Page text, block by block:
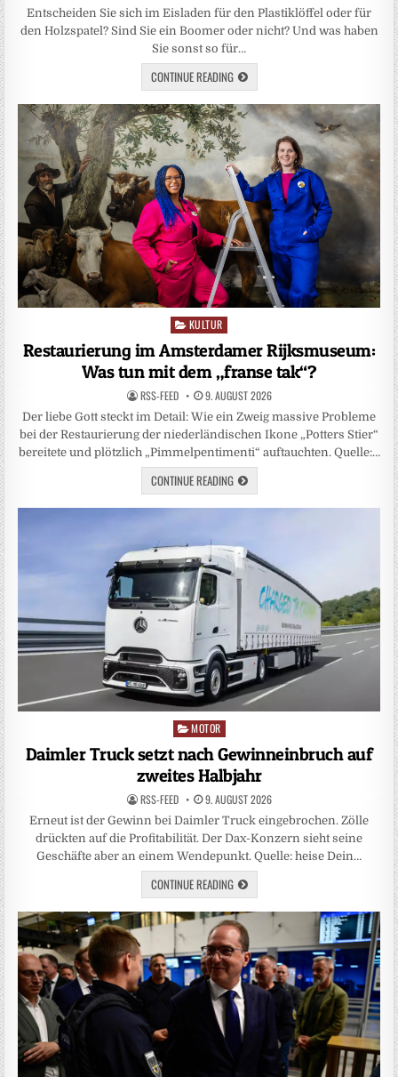
Entscheiden Sie sich im Eisladen für den Plastiklöffel oder für
den Holzspatel? Sind Sie ein Boomer oder nicht? Und was haben
Sie sonst so für…
CONTINUE READING
Posted
KULTUR
Restaurierung im Amsterdamer Rijksmuseum:
Was tun mit dem „franse tak“?
RSS-FEED 9. AUGUST 2026
Der liebe Gott steckt im Detail: Wie ein Zweig massive Probleme
bei der Restaurierung der niederländischen Ikone „Potters Stier“
bereitete und plötzlich „Pimmelpentimenti“ auftauchten. Quelle:…
CONTINUE READING
Posted
MOTOR
Daimler Truck setzt nach Gewinneinbruch auf
zweites Halbjahr
RSS-FEED 9. AUGUST 2026
Erneut ist der Gewinn bei Daimler Truck eingebrochen. Zölle
drückten auf die Profitabilität. Der Dax-Konzern sieht seine
Geschäfte aber an einem Wendepunkt. Quelle: heise Dein…
CONTINUE READING